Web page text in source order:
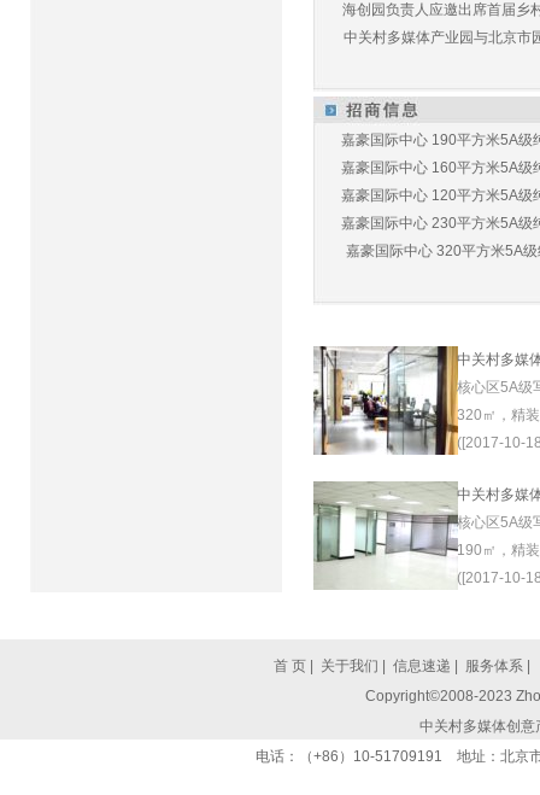
海创园负责人应邀出席首届乡
中关村多媒体产业园与北京市
嘉豪国际中心 190平方米5A级
嘉豪国际中心 160平方米5A级
嘉豪国际中心 120平方米5A级
嘉豪国际中心 230平方米5A级
嘉豪国际中心 320平方米5A
中关村多媒
核心区5A级
320㎡，精
([2017-10-
中关村多媒
核心区5A级
190㎡，精
([2017-10-
首 页 关于我们 信息速递 服务体系
Copyright©2008-2023
中关村多媒体创
电话：（+86）10-51709191 地址：北京